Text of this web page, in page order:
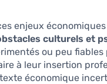
enjeux
culturels et
ou peu
à leur insertion
économique